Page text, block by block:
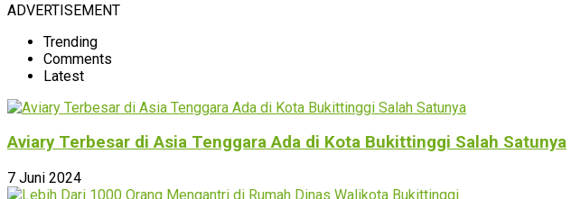
ADVERTISEMENT
Trending
Comments
Latest
Aviary Terbesar di Asia Tenggara Ada di Kota Bukittinggi Salah Satunya
7 Juni 2024